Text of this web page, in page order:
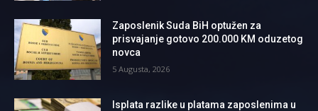
Zaposlenik Suda BiH optužen za
prisvajanje gotovo 200.000 KM oduzetog
novca
5 Augusta, 2026
Isplata razlike u platama zaposlenima u